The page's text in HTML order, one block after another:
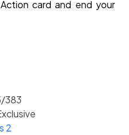
card and end your
383
2